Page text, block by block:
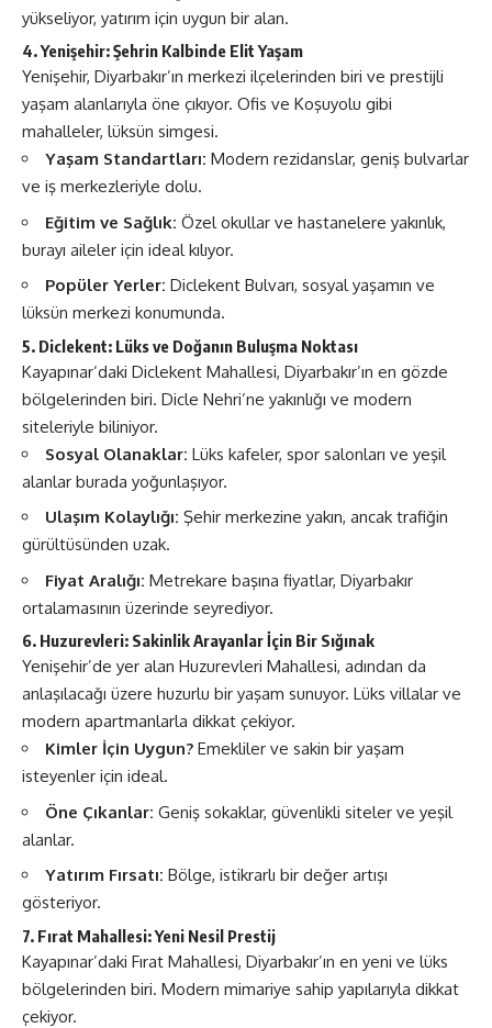
yükseliyor, yatırım için uygun bir alan.
4. Yenişehir: Şehrin Kalbinde Elit Yaşam
Yenişehir, Diyarbakır’ın merkezi ilçelerinden biri ve prestijli
yaşam alanlarıyla öne çıkıyor. Ofis ve Koşuyolu gibi
mahalleler, lüksün simgesi.
Yaşam Standartları: Modern rezidanslar, geniş bulvarlar
ve iş merkezleriyle dolu.
Eğitim ve Sağlık: Özel okullar ve hastanelere yakınlık,
burayı aileler için ideal kılıyor.
Popüler Yerler: Diclekent Bulvarı, sosyal yaşamın ve
lüksün merkezi konumunda.
5. Diclekent: Lüks ve Doğanın Buluşma Noktası
Kayapınar’daki Diclekent Mahallesi, Diyarbakır’ın en gözde
bölgelerinden biri. Dicle Nehri’ne yakınlığı ve modern
siteleriyle biliniyor.
Sosyal Olanaklar: Lüks kafeler, spor salonları ve yeşil
alanlar burada yoğunlaşıyor.
Ulaşım Kolaylığı: Şehir merkezine yakın, ancak trafiğin
gürültüsünden uzak.
Fiyat Aralığı: Metrekare başına fiyatlar, Diyarbakır
ortalamasının üzerinde seyrediyor.
6. Huzurevleri: Sakinlik Arayanlar İçin Bir Sığınak
Yenişehir’de yer alan Huzurevleri Mahallesi, adından da
anlaşılacağı üzere huzurlu bir yaşam sunuyor. Lüks villalar ve
modern apartmanlarla dikkat çekiyor.
Kimler İçin Uygun? Emekliler ve sakin bir yaşam
isteyenler için ideal.
Öne Çıkanlar: Geniş sokaklar, güvenlikli siteler ve yeşil
alanlar.
Yatırım Fırsatı: Bölge, istikrarlı bir değer artışı
gösteriyor.
7. Fırat Mahallesi: Yeni Nesil Prestij
Kayapınar’daki Fırat Mahallesi, Diyarbakır’ın en yeni ve lüks
bölgelerinden biri. Modern mimariye sahip yapılarıyla dikkat
çekiyor.